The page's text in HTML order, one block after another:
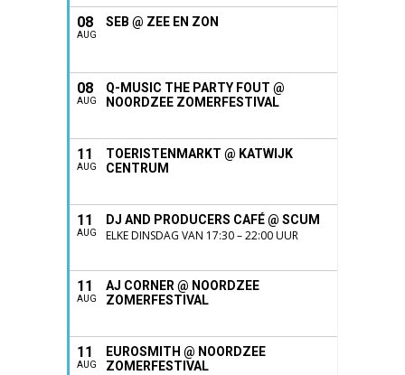
08
AUG
SEB @ ZEE EN ZON
08
AUG
Q-MUSIC THE PARTY FOUT @
NOORDZEE ZOMERFESTIVAL
11
AUG
TOERISTENMARKT @ KATWIJK
CENTRUM
11
AUG
DJ AND PRODUCERS CAFÉ @ SCUM
ELKE DINSDAG VAN 17:30 – 22:00 UUR
11
AUG
AJ CORNER @ NOORDZEE
ZOMERFESTIVAL
11
AUG
EUROSMITH @ NOORDZEE
ZOMERFESTIVAL